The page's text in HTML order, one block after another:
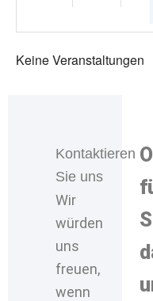
Keine Veranstaltungen
Kontaktieren
Sie uns
Wir
würden
uns
freuen,
wenn